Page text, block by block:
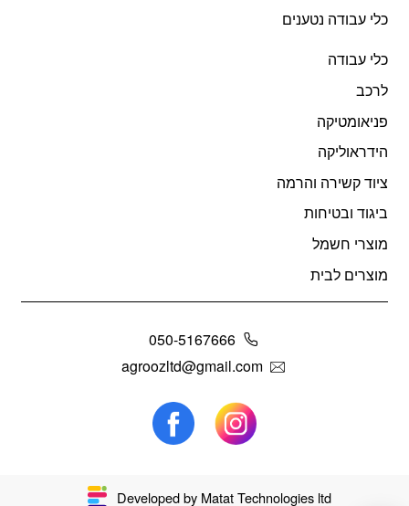
כלי עבודה נטענים
כלי עבודה
לרכב
פניאומטיקה
הידראוליקה
ציוד קשירה והרמה
ביגוד ובטיחות
מוצרי חשמל
מוצרים לבית
050-5167666
agroozltd@gmail.com
Developed by Matat Technologies ltd